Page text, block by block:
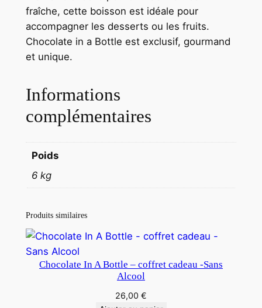
5
,
€
0
l
a
t
e
n
a
B
t
d
fraîche, cette boisson est idéale pour
accompagner les desserts ou les fruits.
Chocolate in a Bottle est exclusif, gourmand
et unique.
Informations
complémentaires
Poids
6 kg
Produits similaires
Chocolate In A Bottle – coffret cadeau -Sans
Alcool
26,00 €